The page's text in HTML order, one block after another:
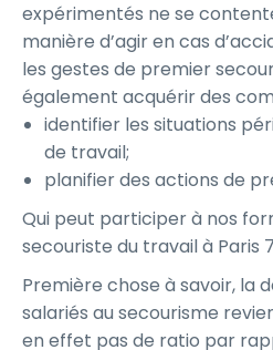
expérimentés ne se
manière d’agir en cas
les gestes de premier
également acquérir des
identifier les situations
de travail;
planifier des actions de
Qui peut participer à nos
secouriste du travail à Paris
Première chose à savoir, la
salariés au secourisme
en effet pas de ratio par